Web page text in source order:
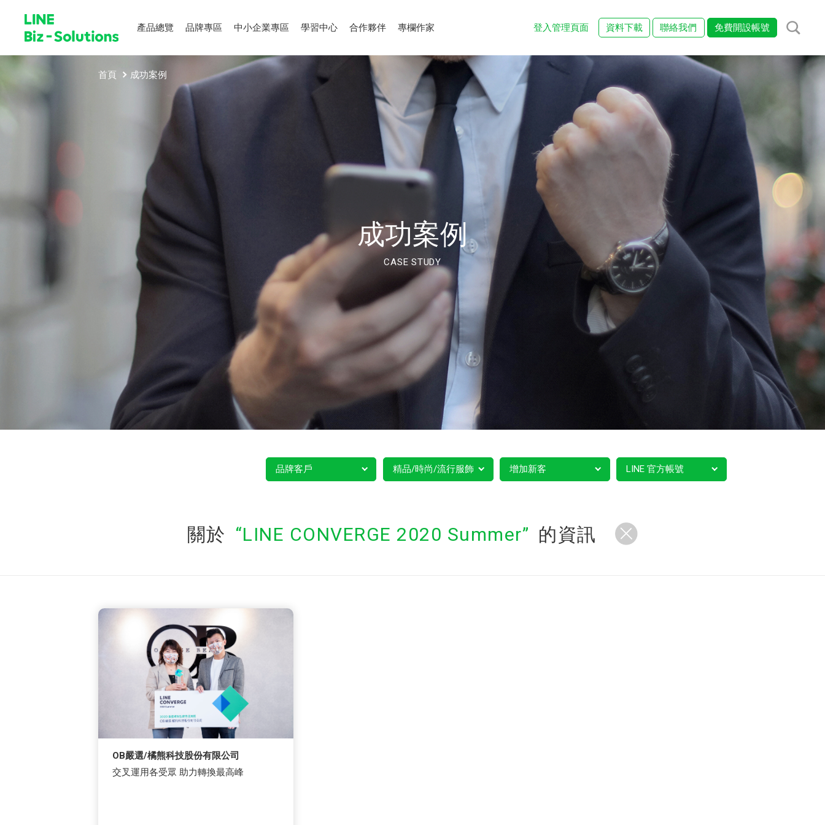
產品總覽 品牌專區 中小企業專區 學習中心 合作夥伴 專欄作家 登入管理頁面 資料下載 聯絡我們 免費開設帳號
首頁 成功案例
成功案例
CASE STUDY
品牌客戶 精品/時尚/流行服飾 增加新客 LINE 官方帳號
關於 LINE CONVERGE 2020 Summer 的資訊
OB嚴選/橘熊科技股份有限公司
交叉運用各受眾 助力轉換最高峰